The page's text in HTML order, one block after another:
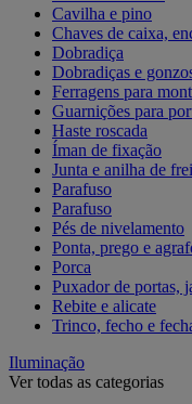
Cavilha e pino
Chaves de caixa,
Dobradiça
Dobradiças e
Ferragens para
Guarnições para
Haste roscada
Íman de fixação
Junta e anilha de
Parafuso
Parafuso
Pés de nivelamento
Ponta, prego e
Porca
Puxador de portas,
Rebite e alicate
Trinco, fecho e
Iluminação
Ver todas as categorias